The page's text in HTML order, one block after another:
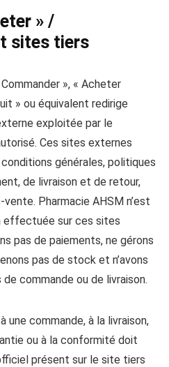
» /
sites tiers
», « Acheter
» ou équivalent redirige
exploitée par le
Ces sites externes
générales, politiques
de livraison et de retour,
Pharmacie AHSM n’est
effectuée sur ces sites
pas de paiements, ne gérons
pas de stock et n’avons
commande ou de livraison.
commande, à la livraison,
ou à la conformité doit
présent sur le site tiers